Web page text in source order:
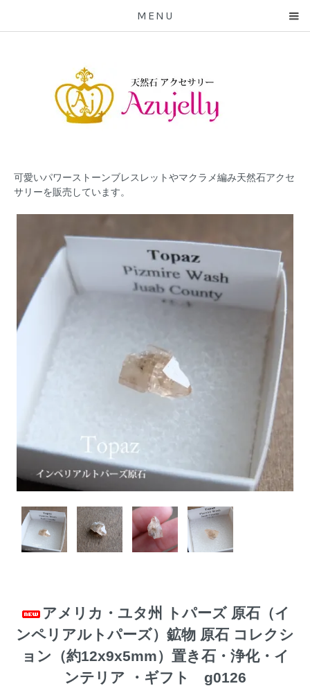
MENU
可愛いパワーストーンブレスレットやマクラメ編み天然石アクセ
サリーを販売しています。
アメリカ・ユタ州 トパーズ 原石（イ
ンペリアルトパーズ）鉱物 原石 コレクシ
ョン（約12x9x5mm）置き石・浄化・イ
ンテリア ・ギフト g0126